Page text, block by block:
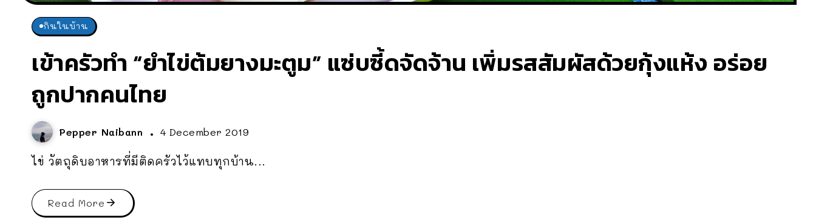
กินในบ้าน
เข้าครัวทำ “ยำไข่ต้มยางมะตูม” แซ่บซี้ดจัดจ้าน เพิ่มรสสัมผัสด้วยกุ้งแห้ง อร่อย
ถูกปากคนไทย
Pepper Naibann 4 December 2019
ไข่ วัตถุดิบอาหารที่มีติดครัวไว้แทบทุกบ้าน...
Read More